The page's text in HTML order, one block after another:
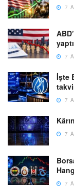
7
7
İşte
7
7
7